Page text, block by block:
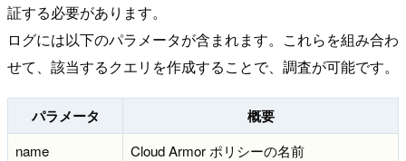
証する必要があります。
ログには以下のパラメータが含まれます。これらを組み合わ
せて、該当するクエリを作成することで、調査が可能です。
パラメータ 概要
name Cloud Armor ポリシーの名前